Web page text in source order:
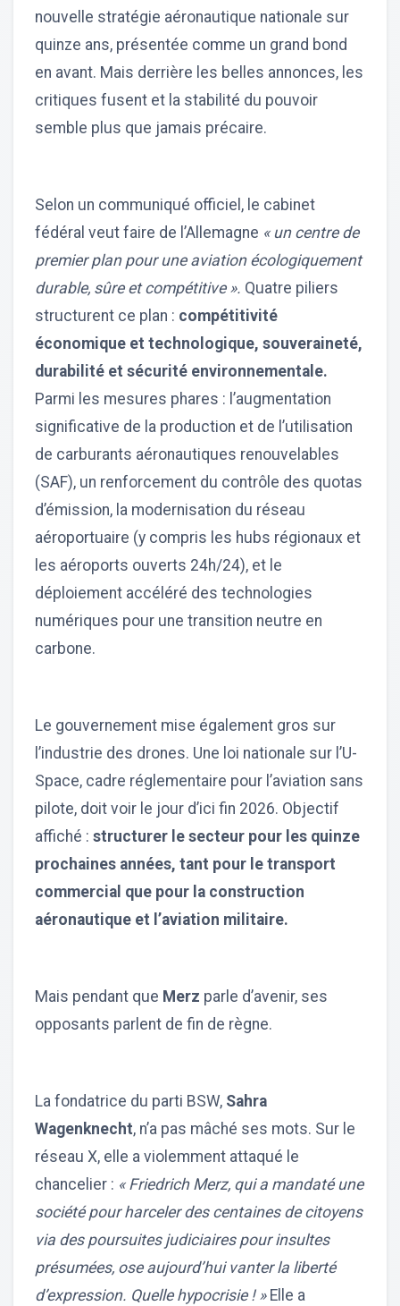
nouvelle stratégie aéronautique nationale sur
quinze ans, présentée comme un grand bond
en avant. Mais derrière les belles annonces, les
critiques fusent et la stabilité du pouvoir
semble plus que jamais précaire.
Selon un communiqué officiel, le cabinet
fédéral veut faire de l’Allemagne « un centre de
premier plan pour une aviation écologiquement
durable, sûre et compétitive ». Quatre piliers
structurent ce plan : compétitivité
économique et technologique, souveraineté,
durabilité et sécurité environnementale.
Parmi les mesures phares : l’augmentation
significative de la production et de l’utilisation
de carburants aéronautiques renouvelables
(SAF), un renforcement du contrôle des quotas
d’émission, la modernisation du réseau
aéroportuaire (y compris les hubs régionaux et
les aéroports ouverts 24h/24), et le
déploiement accéléré des technologies
numériques pour une transition neutre en
carbone.
Le gouvernement mise également gros sur
l’industrie des drones. Une loi nationale sur l’U-
Space, cadre réglementaire pour l’aviation sans
pilote, doit voir le jour d’ici fin 2026. Objectif
affiché : structurer le secteur pour les quinze
prochaines années, tant pour le transport
commercial que pour la construction
aéronautique et l’aviation militaire.
Mais pendant que Merz parle d’avenir, ses
opposants parlent de fin de règne.
La fondatrice du parti BSW, Sahra
Wagenknecht, n’a pas mâché ses mots. Sur le
réseau X, elle a violemment attaqué le
chancelier : « Friedrich Merz, qui a mandaté une
société pour harceler des centaines de citoyens
via des poursuites judiciaires pour insultes
présumées, ose aujourd’hui vanter la liberté
d’expression. Quelle hypocrisie ! » Elle a